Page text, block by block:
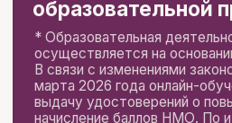
нетворкинга назначениях
Забронировать скидку